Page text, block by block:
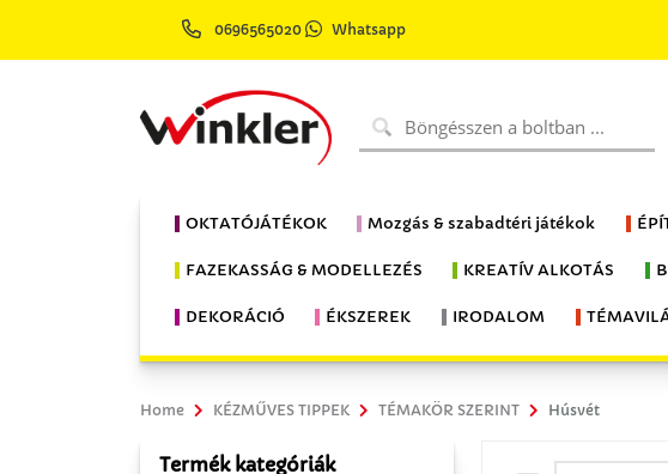
0696565020 Whatsapp
OKTATÓJÁTÉKOK Mozgás & szabadtéri játékok
FAZEKASSÁG & MODELLEZÉS KREATÍV ALKOTÁS
DEKORÁCIÓ ÉKSZEREK IRODALOM
Home KÉZMŰVES TIPPEK TÉMAKÖR SZERINT Húsvét
Termék kategóriák